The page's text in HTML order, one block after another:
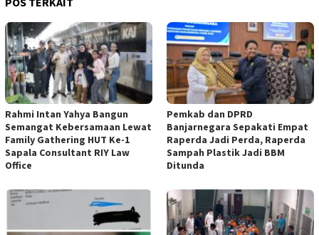
Rahmi Intan Yahya Bangun
Semangat Kebersamaan Lewat
Family Gathering HUT Ke-1
Sapala Consultant RIY Law
Office
Pemkab dan DPRD
Banjarnegara Sepakati Empat
Raperda Jadi Perda, Raperda
Sampah Plastik Jadi BBM
Ditunda